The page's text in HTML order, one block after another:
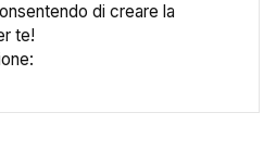
di creare la
te!